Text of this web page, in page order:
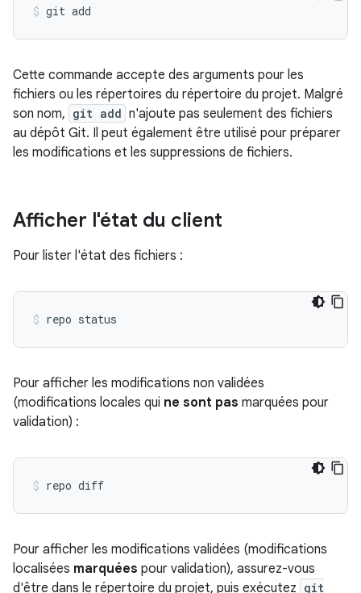
Cette commande accepte des arguments pour les
fichiers ou les répertoires du répertoire du projet. Malgré
son nom, git add n'ajoute pas seulement des fichiers
au dépôt Git. Il peut également être utilisé pour préparer
les modifications et les suppressions de fichiers.
Afficher l'état du client
Pour lister l'état des fichiers :
Pour afficher les modifications non validées
(modifications locales qui ne sont pas marquées pour
validation) :
Pour afficher les modifications validées (modifications
localisées marquées pour validation), assurez-vous
d'être dans le répertoire du projet, puis exécutez git